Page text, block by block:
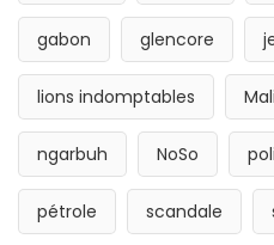
gabon glencore
lions indomptables Mali
ngarbuh NoSo
pétrole scandale